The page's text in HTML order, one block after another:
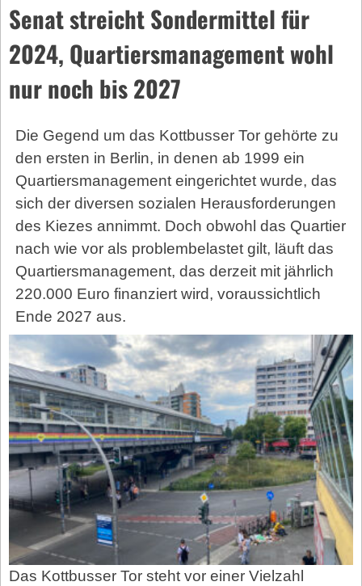
Senat streicht Sondermittel für
2024, Quartiersmanagement wohl
nur noch bis 2027
Die Gegend um das Kottbusser Tor gehörte zu
den ersten in Berlin, in denen ab 1999 ein
Quartiersmanagement eingerichtet wurde, das
sich der diversen sozialen Herausforderungen
des Kiezes annimmt. Doch obwohl das Quartier
nach wie vor als problembelastet gilt, läuft das
Quartiersmanagement, das derzeit mit jährlich
220.000 Euro finanziert wird, voraussichtlich
Ende 2027 aus.
Das Kottbusser Tor steht vor einer Vielzahl